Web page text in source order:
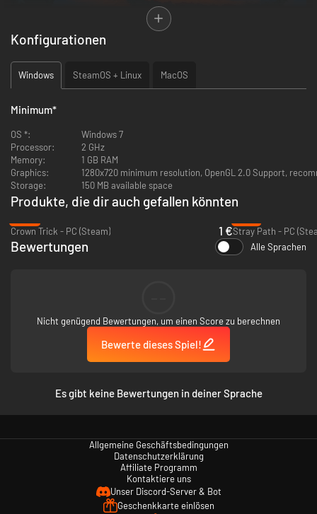
Gameplay
deine ganz persönlichen Abenteuer durch eine prozedurale
Geschichte die jede Spielpartie einzigartig macht.
Erkunde
prozedural generierte Welten die dich jedes mal vor neue
Herausforderungen stellen.
Plane
und rüste deine Expeditionstruppe aus. Ein guter Abenteurer
ist auf alles vorbereitet.
Interagieremit einheimischen Stämmen. Betrete Dörfer, handle und
kommuniziere mit bisher unbekannten Zivilisationen.
mysteriöse Tempel für Ruhm und Reichtum, aber nimm
dich in Acht vor dem Zorn der Götter der deine Expedition und die
gesamte Region ins Chaos stürzen kann.
Kämpfe und verteidigedeinen Treck gegen eine Vielzahl wilder Tiere,
Konfigurationen
Windows SteamOS + Linux MacOS
Minimum*
OS *:
Windows 7
Processor:
2 GHz
Memory:
1 GB RAM
Graphics:
1280x720 minimum resolution, OpenGL 2.0 Support,
Storage:
150 MB available space
Produkte, die dir auch gefallen könnten
Crown Trick - PC (Steam)
1 €Stray Path - PC
Bewertungen Alle Sprachen
Nicht genügend Bewertungen, um einen Score zu berechnen
Bewerte dieses Spiel!
Es gibt keine Bewertungen in deiner Sprache
Allgemeine Geschäftsbedingungen
Datenschutzerklärung
Affiliate Programm
Kontaktiere uns
Unser Discord-Server & Bot
Geschenkkarte einlösen